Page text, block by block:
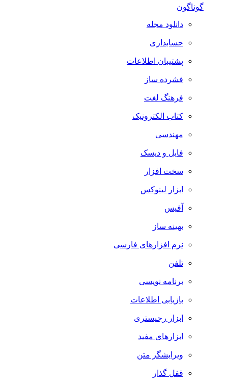
گوناگون
دانلود مجله
حسابداری
پشتیبان اطلاعات
فشرده ساز
فرهنگ لغت
کتاب الکترونیک
مهندسی
فایل و دیسک
سخت افزار
ابزار لینوکس
آفیس
بهینه ساز
نرم افزارهای فارسی
تلفن
برنامه نویسی
بازیابی اطلاعات
ابزار رجیستری
ابزارهای مفید
ویرایشگر متن
قفل گذار